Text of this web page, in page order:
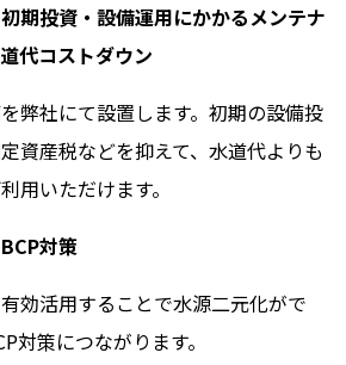
期投資・設備運用にかかるメンテナ
代コストダウン
弊社にて設置します。初期の設備投
資産税などを抑えて、水道代よりも
用いただけます。
対策
効活用することで水源二元化がで
対策につながります。